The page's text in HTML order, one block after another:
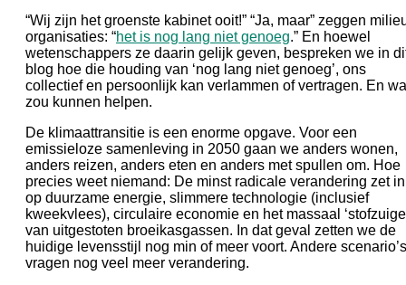
“Wij zijn het groenste kabinet ooit!” “Ja, maar” zeggen
organisaties: “het is nog lang niet genoeg.” En hoewel
wetenschappers ze daarin gelijk geven, bespreken we in
blog hoe die houding van ‘nog lang niet genoeg’, ons
collectief en persoonlijk kan verlammen of vertragen. En
zou kunnen helpen.
De klimaattransitie is een enorme opgave. Voor een
emissieloze samenleving in 2050 gaan we anders wonen,
anders reizen, anders eten en anders met spullen om. Hoe
precies weet niemand: De minst radicale verandering zet in
op duurzame energie, slimmere technologie (inclusief
kweekvlees), circulaire economie en het massaal
van uitgestoten broeikasgassen. In dat geval zetten we de
huidige levensstijl nog min of meer voort. Andere scenario’s
vragen nog veel meer verandering.